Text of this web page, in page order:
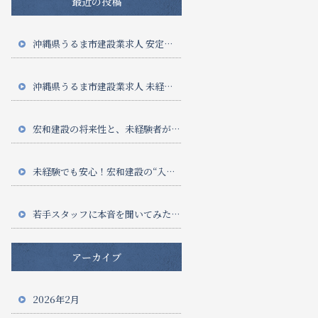
沖縄県うるま市建設業求人 安定収入
沖縄県うるま市建設業求人 未経験歓迎
宏和建設の将来性と、未経験者がこれから選ぶべき“働き方”まとめ
未経験でも安心！宏和建設の“入社1ヶ月目”って実際どんな感じ？徹底公開
若手スタッフに本音を聞いてみた！宏和建設で働いてよかった理由ベスト5
アーカイブ
2026年2月